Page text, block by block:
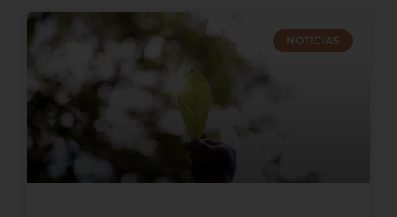
NOTÍCIAS